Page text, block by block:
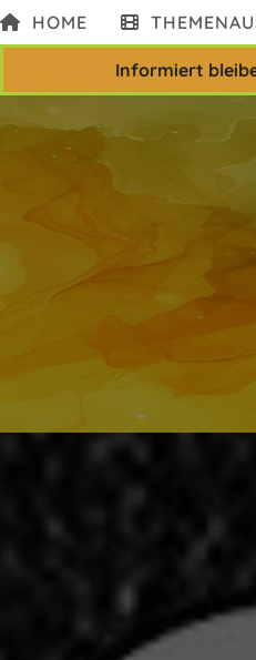
Zum
Inhalt
HOME
Informiert